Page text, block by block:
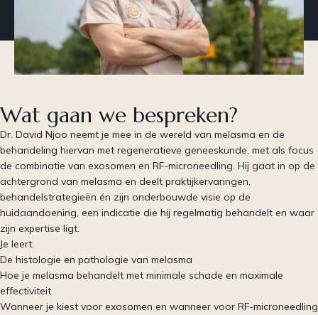
Wat gaan we bespreken?
Dr. David Njoo neemt je mee in de wereld van melasma en de
behandeling hiervan met regeneratieve geneeskunde, met als focus
de combinatie van exosomen en RF-microneedling. Hij gaat in op de
achtergrond van melasma en deelt praktijkervaringen,
behandelstrategieën én zijn onderbouwde visie op de
huidaandoening, een indicatie die hij regelmatig behandelt en waar
zijn expertise ligt.
Je leert:
De histologie en pathologie van melasma
Hoe je melasma behandelt met minimale schade en maximale
effectiviteit
Wanneer je kiest voor exosomen en wanneer voor RF-microneedling